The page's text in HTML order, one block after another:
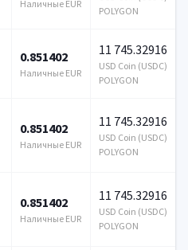
Наличные EUR
POLYGON
0.851402
Наличные EUR
11 745.32916
USD Coin (USDC)
POLYGON
0.851402
Наличные EUR
11 745.32916
USD Coin (USDC)
POLYGON
0.851402
Наличные EUR
11 745.32916
USD Coin (USDC)
POLYGON